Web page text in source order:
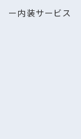
内装サービス